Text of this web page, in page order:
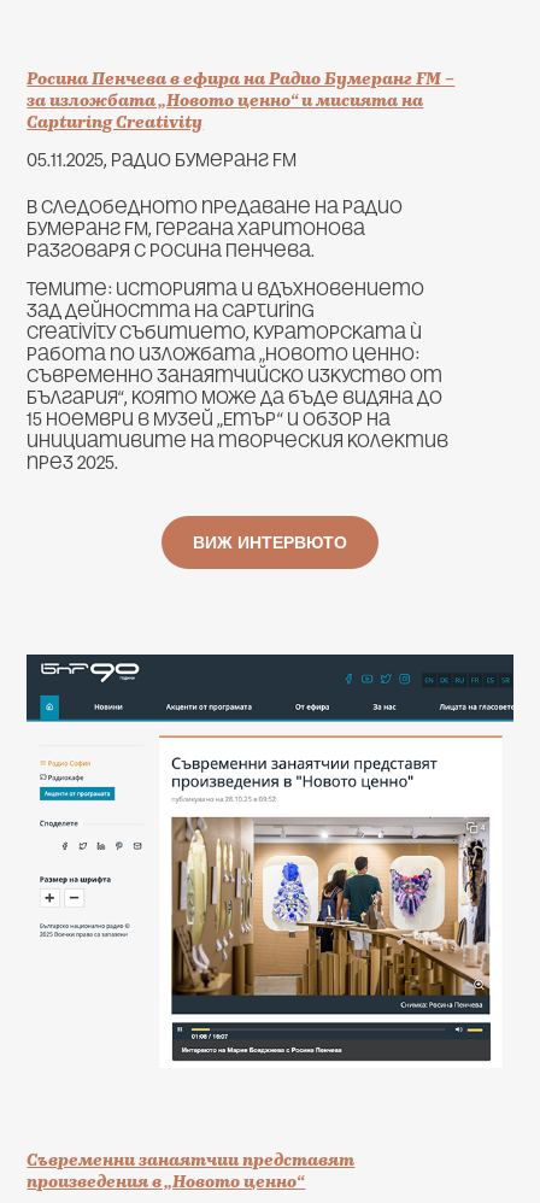
Росина Пенчева в ефира на Радио Бумеранг FM –
за изложбата „Новото ценно“ и мисията на
Capturing Creativity
05.11.2025, радио Бумеранг FM
В следобедното предаване на Радио
Бумеранг FM, Гергана Харитонова
разговаря с Росина Пенчева.
Темите: историята и вдъхновението
зад дейността на Capturing
Creativity събитието, кураторската ѝ
работа по изложбата „Новото ценно:
съвременно занаятчийско изкуство от
България“, която може да бъде видяна до
15 ноември в музей „Етър“ и обзор на
инициативите на творческия колектив
през 2025.
ВИЖ ИНТЕРВЮТО
Съвременни занаятчии представят
произведения в „Новото ценно“